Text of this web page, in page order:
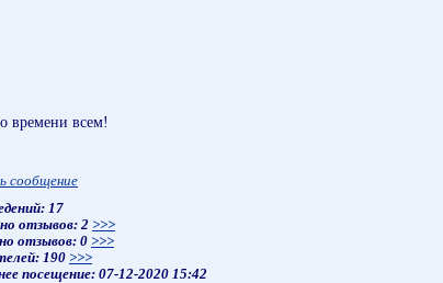
времени всем!
сообщение
17
отзывов: 2 >>>
отзывов: 0 >>>
190 >>>
посещение: 07-12-2020 15:42